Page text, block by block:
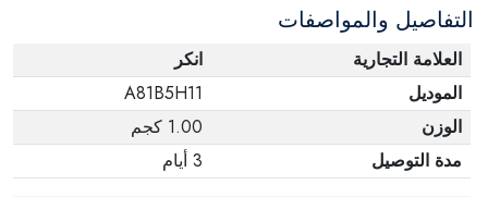
التفاصيل والمواصفات
العلامة التجارية
انكر
الموديل
A81B5H11
الوزن
1.00 كجم
مدة التوصيل
3 أيام